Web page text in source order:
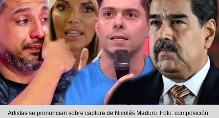
Artistas se pronuncian sobre captura de Nicolás Maduro. Foto: composición